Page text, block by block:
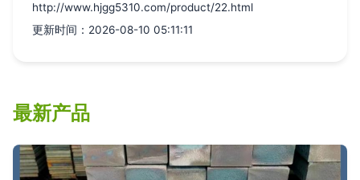
http://www.hjgg5310.com/product/22.html
更新时间：2026-08-10 05:11:11
最新产品